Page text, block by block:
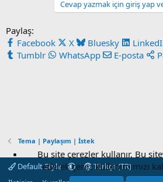
Cevap yazmak için giriş yap
Paylaş:
Facebook
X Bluesky
Tumblr
WhatsApp E-posta
Tema | Paylaşım | İstek
Default Style
Türkçe (TR)
Bu site çerezler kullanır. Bu
ederek çerez kullanımımızı